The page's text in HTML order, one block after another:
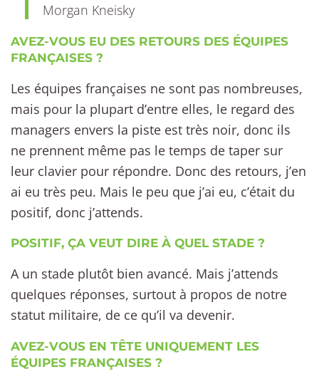
Morgan Kneisky
AVEZ-VOUS EU DES RETOURS DES ÉQUIPES
FRANÇAISES ?
Les équipes françaises ne sont pas nombreuses,
mais pour la plupart d’entre elles, le regard des
managers envers la piste est très noir, donc ils
ne prennent même pas le temps de taper sur
leur clavier pour répondre. Donc des retours, j’en
ai eu très peu. Mais le peu que j’ai eu, c’était du
positif, donc j’attends.
POSITIF, ÇA VEUT DIRE À QUEL STADE ?
A un stade plutôt bien avancé. Mais j’attends
quelques réponses, surtout à propos de notre
statut militaire, de ce qu’il va devenir.
AVEZ-VOUS EN TÊTE UNIQUEMENT LES
ÉQUIPES FRANÇAISES ?